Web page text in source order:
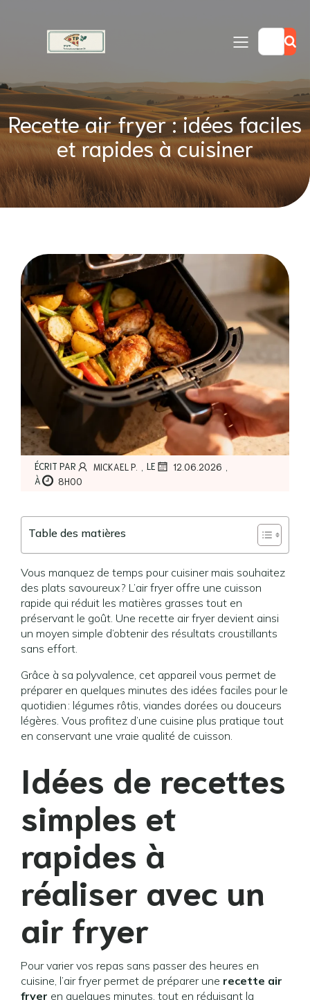
Recette air fryer : idées faciles
et rapides à cuisiner
ÉCRIT PAR MICKAEL P. , LE 12.06.2026 ,
À 8H00
Table des matières
Vous manquez de temps pour cuisiner mais souhaitez
des plats savoureux ? L’air fryer offre une cuisson
rapide qui réduit les matières grasses tout en
préservant le goût. Une recette air fryer devient ainsi
un moyen simple d’obtenir des résultats croustillants
sans effort.
Grâce à sa polyvalence, cet appareil vous permet de
préparer en quelques minutes des idées faciles pour le
quotidien : légumes rôtis, viandes dorées ou douceurs
légères. Vous profitez d’une cuisine plus pratique tout
en conservant une vraie qualité de cuisson.
Idées de recettes
simples et
rapides à
réaliser avec un
air fryer
Pour varier vos repas sans passer des heures en
cuisine, l’air fryer permet de préparer une recette air
fryer en quelques minutes, tout en réduisant la